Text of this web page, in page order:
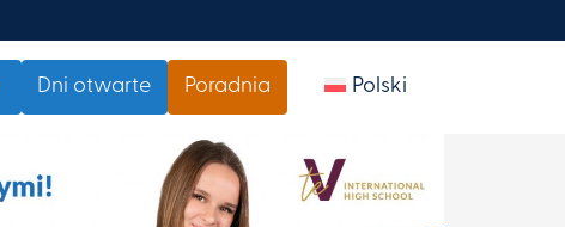
Dni otwarte Poradnia Polski